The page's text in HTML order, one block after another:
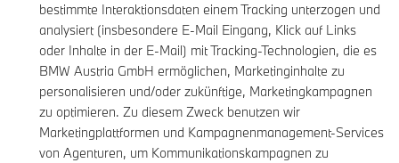
bestimmte Interaktionsdaten einem Tracking unterzogen und
analysiert (insbesondere E-Mail Eingang, Klick auf Links
oder Inhalte in der E-Mail) mit Tracking-Technologien, die es
BMW Austria GmbH ermöglichen, Marketinginhalte zu
personalisieren und/oder zukünftige, Marketingkampagnen
zu optimieren. Zu diesem Zweck benutzen wir
Marketingplattformen und Kampagnenmanagement-Services
von Agenturen, um Kommunikationskampagnen zu